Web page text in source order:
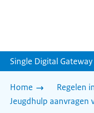
Single Digital Gateway
Home
Regelen
Jeugdhulp aanvragen